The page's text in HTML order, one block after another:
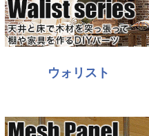
ウォリスト